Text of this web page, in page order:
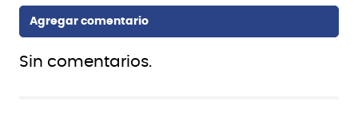
Sin comentarios.